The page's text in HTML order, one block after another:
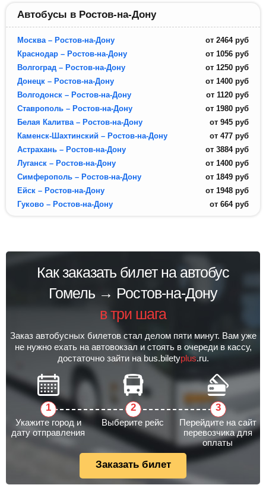
Автобусы в Ростов-на-Дону
Москва – Ростов-на-Дону от 2464 руб
Краснодар – Ростов-на-Дону
от 1056 руб
Волгоград – Ростов-на-Дону
от 1250 руб
Донецк – Ростов-на-Дону
от 1400 руб
Волгодонск – Ростов-на-Дону
от 1120 руб
Ставрополь – Ростов-на-Дону
от 1980 руб
Белая Калитва – Ростов-на-Дону
от 945 руб
Каменск-Шахтинский – Ростов-на-Дону
от 477 руб
Астрахань – Ростов-на-Дону
от 3884 руб
Луганск – Ростов-на-Дону
от 1400 руб
Симферополь – Ростов-на-Дону
от 1849 руб
Ейск – Ростов-на-Дону
от 1948 руб
Гуково – Ростов-на-Дону
от 664 руб
Как заказать билет на автобус
Гомель → Ростов-на-Дону
в три шага
Заказ автобусных билетов стал делом пяти минут. Вам уже
не нужно ехать на автовокзал и стоять в очереди в кассу,
достаточно зайти на bus.biletyplus.ru.
Укажите город и
дату отправления
Выберите рейс
Перейдите на сайт
перевозчика для
оплаты
Заказать билет